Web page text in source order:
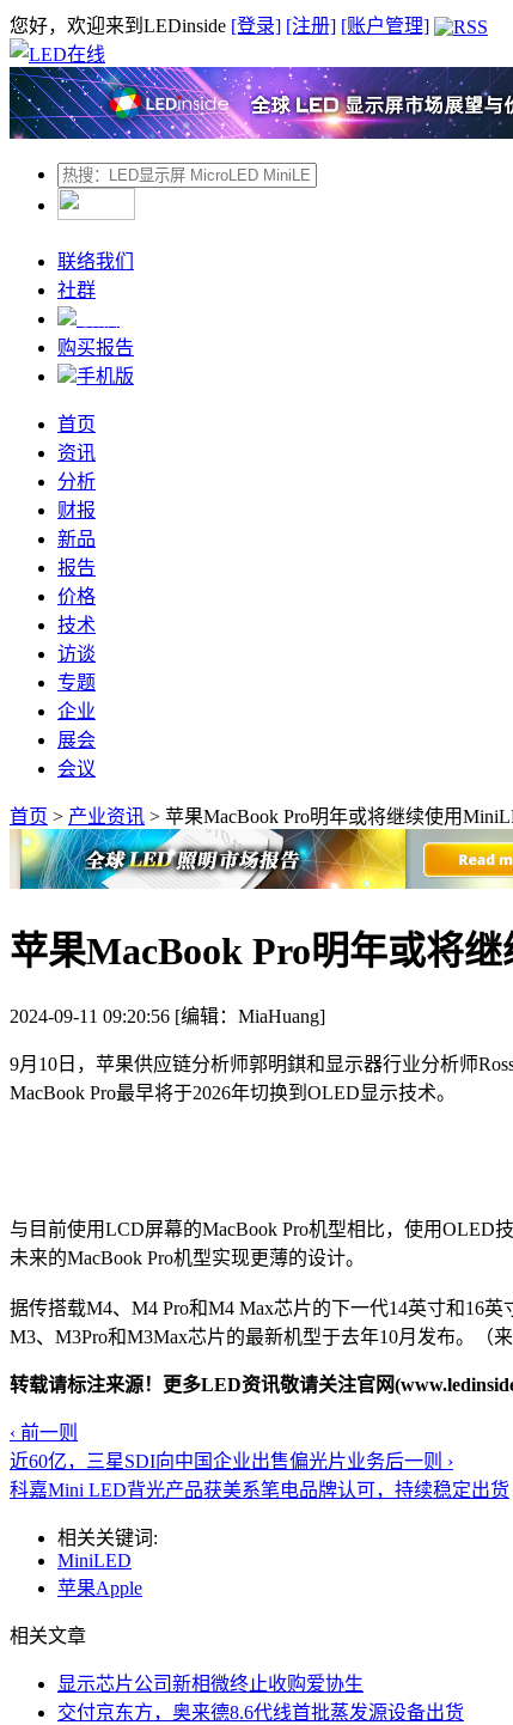
您好，欢迎来到LEDinside [登录] [注册] [账户管理]
联络我们
社群
购买报告
手机版
首页
资讯
分析
财报
新品
报告
价格
技术
访谈
专题
企业
展会
会议
首页 > 产业资讯 > 苹果MacBook Pro明年或将继续使用
苹果MacBook Pro明年或将
2024-09-11 09:20:56 [编辑：MiaHuang]
9月10日，苹果供应链分析师郭明錤和显示器行业分析师
MacBook Pro最早将于2026年切换到OLED显示技术。
与目前使用LCD屏幕的MacBook Pro机型相比，使用
未来的MacBook Pro机型实现更薄的设计。
据传搭载M4、M4 Pro和M4 Max芯片的下一代14英寸和16
M3、M3Pro和M3Max芯片的最新机型于去年10月发布。（来
转载请标注来源！更多LED资讯敬请关注官网
‹ 前一则
近60亿，三星SDI向中国企业出售偏光片业务后一则 ›
科嘉Mini LED背光产品获美系笔电品牌认可，持续稳定出货
相关关键词:
MiniLED
苹果Apple
相关文章
显示芯片公司新相微终止收购爱协生
交付京东方，奥来德8.6代线首批蒸发源设备出货